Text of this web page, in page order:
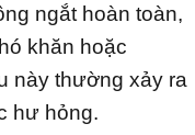
ngắt hoàn toàn,
khăn hoặc
này thường xảy ra
hư hỏng.